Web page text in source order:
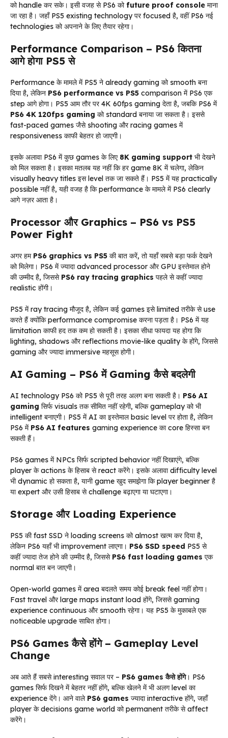
को handle कर सके। इसी वजह से PS6 को future proof console माना
जा रहा है। जहाँ PS5 existing technology पर focused है, वहीं PS6 नई
technologies को अपनाने के लिए तैयार रहेगा।
Performance Comparison – PS6 कितना
आगे होगा PS5 से
Performance के मामले में PS5 ने already gaming को smooth बना
दिया है, लेकिन PS6 performance vs PS5 comparison में PS6 एक
step आगे होगा। PS5 आम तौर पर 4K 60fps gaming देता है, जबकि PS6 में
PS6 4K 120fps gaming को standard बनाया जा सकता है। इससे
fast-paced games जैसे shooting और racing games में
responsiveness काफी बेहतर हो जाएगी।
इसके अलावा PS6 में कुछ games के लिए 8K gaming support भी देखने
को मिल सकता है। इसका मतलब यह नहीं कि हर game 8K में चलेगा, लेकिन
visually heavy titles इस level तक जा सकते हैं। PS5 में यह practically
possible नहीं है, यही वजह है कि performance के मामले में PS6 clearly
आगे नज़र आता है।
Processor और Graphics – PS6 vs PS5
Power Fight
अगर हम PS6 graphics vs PS5 की बात करें, तो यहाँ सबसे बड़ा फर्क देखने
को मिलेगा। PS6 में ज्यादा advanced processor और GPU इस्तेमाल होने
की उम्मीद है, जिससे PS6 ray tracing graphics पहले से कहीं ज्यादा
realistic होंगी।
PS5 में ray tracing मौजूद है, लेकिन कई games इसे limited तरीके से use
करते हैं क्योंकि performance compromise करना पड़ता है। PS6 में यह
limitation काफी हद तक कम हो सकती है। इसका सीधा फायदा यह होगा कि
lighting, shadows और reflections movie-like quality के होंगे, जिससे
gaming और ज्यादा immersive महसूस होगी।
AI Gaming – PS6 में Gaming कैसे बदलेगी
AI technology PS6 को PS5 से पूरी तरह अलग बना सकती है। PS6 AI
gaming सिर्फ visuals तक सीमित नहीं रहेगी, बल्कि gameplay को भी
intelligent बनाएगी। PS5 में AI का इस्तेमाल basic level पर होता है, लेकिन
PS6 में PS6 AI features gaming experience का core हिस्सा बन
सकती हैं।
PS6 games में NPCs सिर्फ scripted behavior नहीं दिखाएंगे, बल्कि
player के actions के हिसाब से react करेंगे। इसके अलावा difficulty level
भी dynamic हो सकता है, यानी game खुद समझेगा कि player beginner है
या expert और उसी हिसाब से challenge बढ़ाएगा या घटाएगा।
Storage और Loading Experience
PS5 की fast SSD ने loading screens को almost खत्म कर दिया है,
लेकिन PS6 यहाँ भी improvement लाएगा। PS6 SSD speed PS5 से
कहीं ज्यादा तेज होने की उम्मीद है, जिससे PS6 fast loading games एक
normal बात बन जाएगी।
Open-world games में area बदलते समय कोई break feel नहीं होगा।
Fast travel और large maps instant load होंगे, जिससे gaming
experience continuous और smooth रहेगा। यह PS5 के मुकाबले एक
noticeable upgrade साबित होगा।
PS6 Games कैसे होंगे – Gameplay Level
Change
अब आते हैं सबसे interesting सवाल पर – PS6 games कैसे होंगे। PS6
games सिर्फ दिखने में बेहतर नहीं होंगे, बल्कि खेलने में भी अलग level का
experience देंगे। आने वाले PS6 games ज्यादा interactive होंगे, जहाँ
player के decisions game world को permanent तरीके से affect
करेंगे।